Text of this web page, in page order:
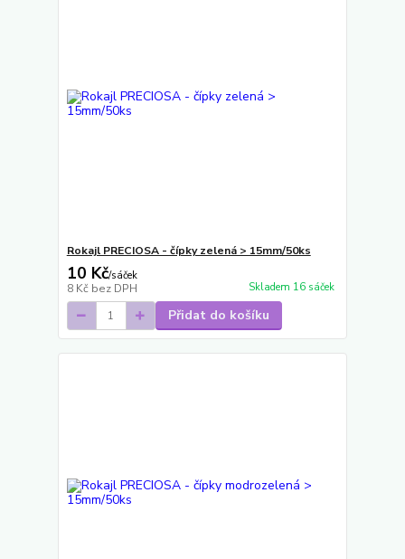
Rokajl PRECIOSA - čípky zelená > 15mm/50ks
10 Kč/sáček
8 Kč bez DPH Skladem 16 sáček
Přidat do košíku